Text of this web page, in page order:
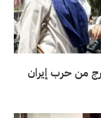
من حرب إيران